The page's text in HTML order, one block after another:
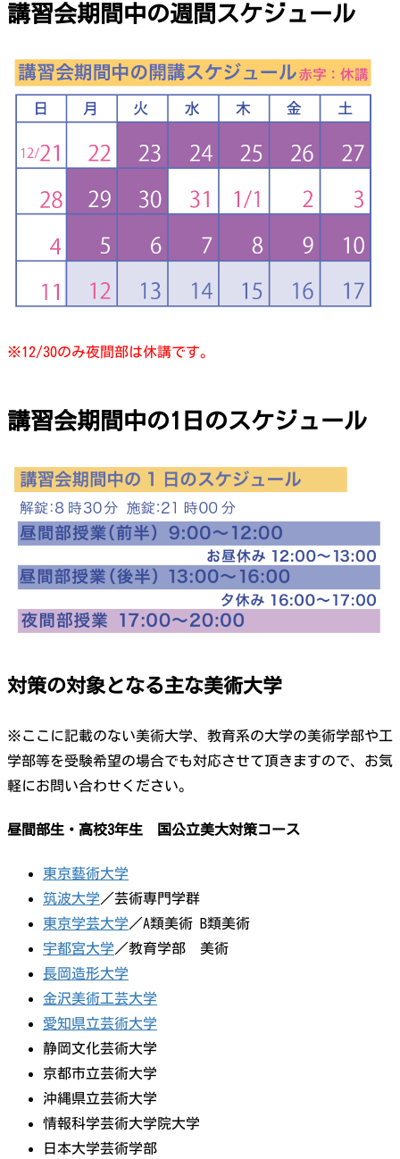
講習会期間中の週間スケジュール
※12/30のみ夜間部は休講です。
講習会期間中の1日のスケジュール
対策の対象となる主な美術大学
※ここに記載のない美術大学、教育系の大学の美術学部や工
学部等を受験希望の場合でも対応させて頂きますので、お気
軽にお問い合わせください。
昼間部生・高校3年生 国公立美大対策コース
東京藝術大学
筑波大学 ／芸術専門学群
東京学芸大学 ／A類美術 B類美術
宇都宮大学 ／教育学部 美術
長岡造形大学
金沢美術工芸大学
愛知県立芸術大学
静岡文化芸術大学
京都市立芸術大学
沖縄県立芸術大学
情報科学芸術大学院大学
日本大学芸術学部